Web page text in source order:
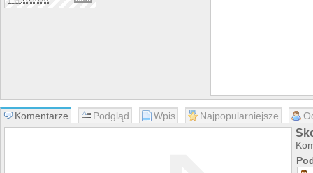
Komentarze Podgląd Wpis Najpopularniejsze